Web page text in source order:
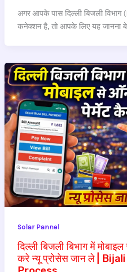
अगर आपके पास दिल्ली बिजली
कनेक्शन है, तो आपके लिए यह जानना
Solar Pannel
दिल्ली बिजली बिभाग में
करे न्यू प्रोसेस जान ले |